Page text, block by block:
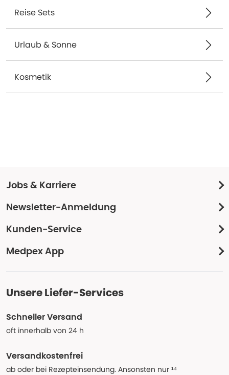
Reise Sets
Urlaub & Sonne
Kosmetik
Jobs & Karriere
Newsletter-Anmeldung
Kunden-Service
Medpex App
Unsere Liefer-Services
Schneller Versand
oft innerhalb von 24 h
Versandkostenfrei
ab oder bei Rezepteinsendung. Ansonsten nur ¹⁴